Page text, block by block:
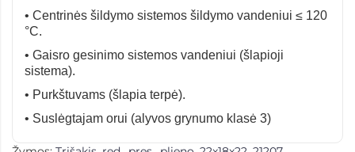
• Centrinės šildymo sistemos šildymo vandeniui ≤ 120
°C.
• Gaisro gesinimo sistemos vandeniui (šlapioji
sistema).
• Purkštuvams (šlapia terpė).
• Suslėgtajam orui (alyvos grynumo klasė 3)